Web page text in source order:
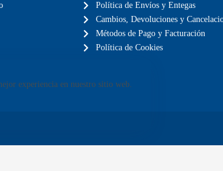
experiencia en nuestro sitio web.
Política de Envíos y Entegas
Cambios, Devoluciones y
Métodos de Pago y Facturación
Política de Cookies